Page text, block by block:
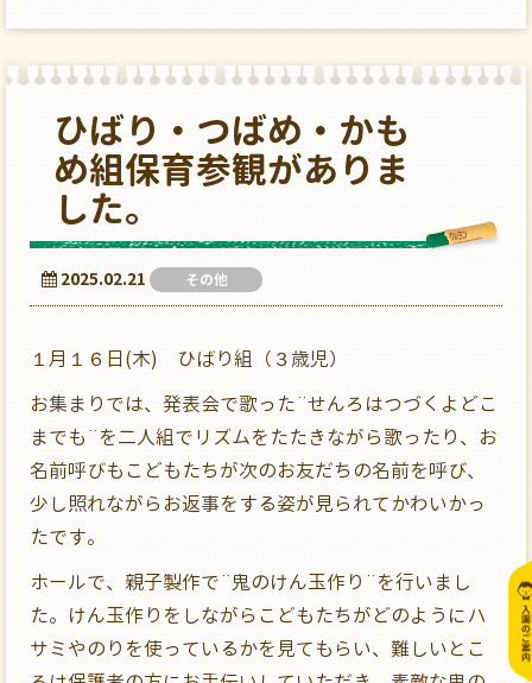
ひばり・つばめ・かも
め組保育参観がありま
した。
2025.02.21 その他
１月１６日(木) ひばり組（３歳児）
お集まりでは、発表会で歌った¨せんろはつづくよどこ
までも¨を二人組でリズムをたたきながら歌ったり、お
名前呼びもこどもたちが次のお友だちの名前を呼び、
少し照れながらお返事をする姿が見られてかわいかっ
たです。
ホールで、親子製作で¨鬼のけん玉作り¨を行いまし
た。けん玉作りをしながらこどもたちがどのようにハ
サミやのりを使っているかを見てもらい、難しいとこ